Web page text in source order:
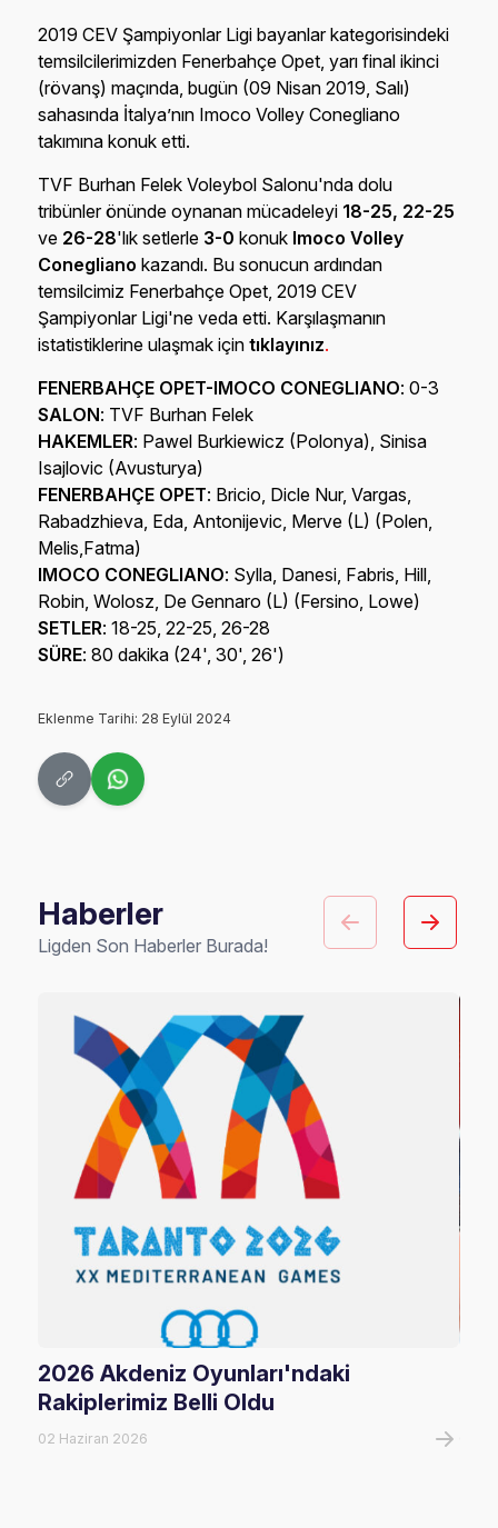
2019 CEV Şampiyonlar Ligi bayanlar kategorisindeki
temsilcilerimizden Fenerbahçe Opet, yarı final ikinci
(rövanş) maçında, bugün (09 Nisan 2019, Salı)
sahasında İtalya’nın Imoco Volley Conegliano
takımına konuk etti.
TVF Burhan Felek Voleybol Salonu'nda dolu
tribünler önünde oynanan mücadeleyi 18-25, 22-25
ve 26-28'lık setlerle 3-0 konuk Imoco Volley
Conegliano kazandı. Bu sonucun ardından
temsilcimiz Fenerbahçe Opet, 2019 CEV
Şampiyonlar Ligi'ne veda etti. Karşılaşmanın
istatistiklerine ulaşmak içintıklayınız.
FENERBAHÇE OPET-IMOCO CONEGLIANO: 0-3
SALON: TVF Burhan Felek
HAKEMLER: Pawel Burkiewicz (Polonya), Sinisa
Isajlovic (Avusturya)
FENERBAHÇE OPET: Bricio, Dicle Nur, Vargas,
Rabadzhieva, Eda, Antonijevic, Merve (L) (Polen,
Melis,Fatma)
IMOCO CONEGLIANO: Sylla, Danesi, Fabris, Hill,
Robin, Wolosz, De Gennaro (L) (Fersino, Lowe)
SETLER: 18-25, 22-25, 26-28
SÜRE: 80 dakika (24', 30', 26')
Eklenme Tarihi: 28 Eylül 2024
Haberler
Ligden Son Haberler Burada!
2026 Akdeniz Oyunları'ndaki
Rakiplerimiz Belli Oldu
02 Haziran 2026